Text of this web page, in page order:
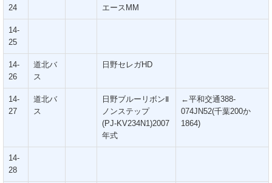
24 エースMM
14-
25
14-
26
道北バ
ス
日野セレガHD
14-
27
道北バ
ス
日野ブルーリボンⅡ
ノンステップ
(PJ-KV234N1)2007
年式
←平和交通388-
074JN52(千葉200か
1864)
14-
28